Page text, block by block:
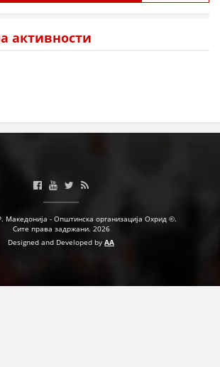
ПРИРАЧНИЦИ
активности
Македонија - Општинска организација Охрид ©.
Сите права задржани. 2026
Designed and Developed by AA